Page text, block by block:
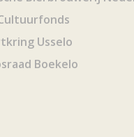
Usselo
Boekelo